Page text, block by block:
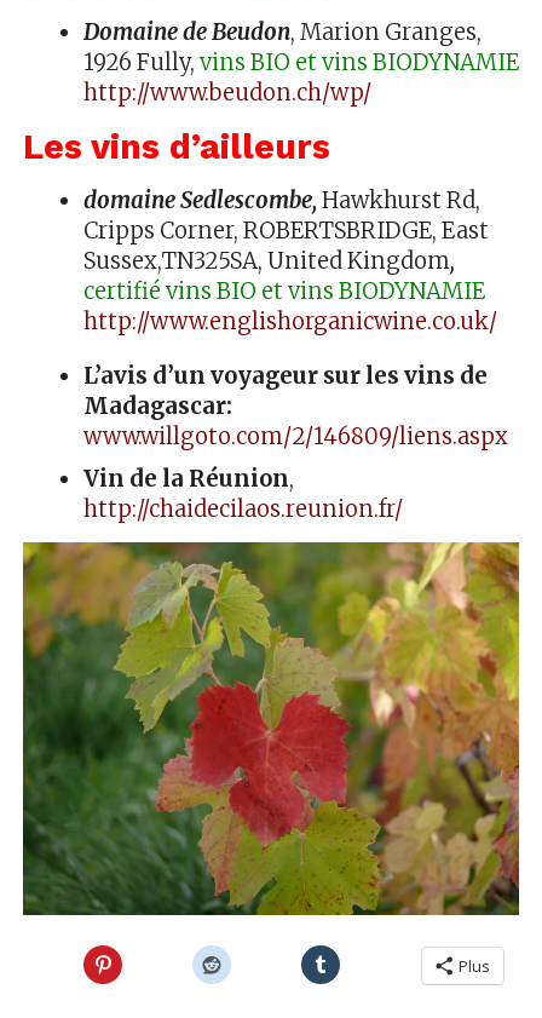
Domaine de Beudon, Marion Granges,
1926 Fully, vins BIO et vins BIODYNAMIE
http://www.beudon.ch/wp/
Les vins d’ailleurs
domaine Sedlescombe, Hawkhurst Rd,
Cripps Corner, ROBERTSBRIDGE, East
Sussex,TN325SA, United Kingdom,
certifié vins BIO et vins BIODYNAMIE
http://www.englishorganicwine.co.uk/
L’avis d’un voyageur sur les vins de
Madagascar:
www.willgoto.com/2/146809/liens.aspx
Vin de la Réunion,
http://chaidecilaos.reunion.fr/
Plus